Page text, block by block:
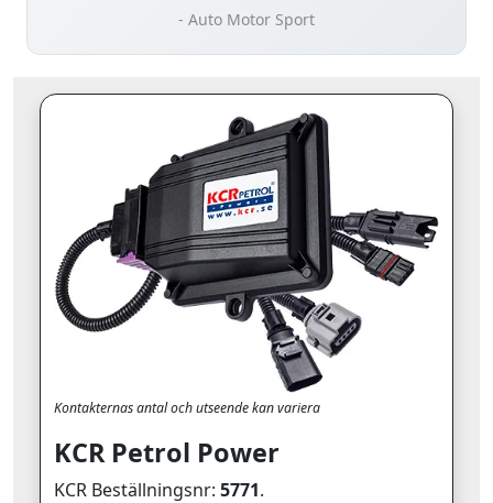
- Auto Motor Sport
Kontakternas antal och utseende kan variera
KCR Petrol Power
KCR Beställningsnr: 5771.